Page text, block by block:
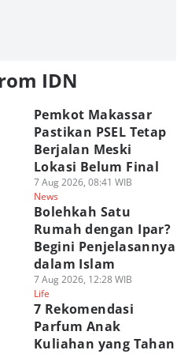
IDN
Pemkot Makassar
Pastikan PSEL Tetap
Berjalan Meski
Lokasi Belum Final
7 Aug 2026, 08:41 WIB
News
Bolehkah Satu
Rumah dengan Ipar?
Begini Penjelasannya
dalam Islam
7 Aug 2026, 12:28 WIB
Life
7 Rekomendasi
Parfum Anak
Kuliahan yang Tahan